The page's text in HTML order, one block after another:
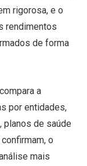
rigorosa, e o
rendimentos
de forma
a
por entidades,
planos de saúde
o
mais